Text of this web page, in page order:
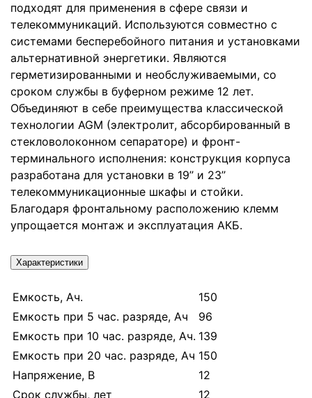
подходят для применения в сфере связи и
телекоммуникаций. Используются совместно с
системами бесперебойного питания и установками
альтернативной энергетики. Являются
герметизированными и необслуживаемыми, со
сроком службы в буферном режиме 12 лет.
Объединяют в себе преимущества классической
технологии AGM (электролит, абсорбированный в
стекловолоконном сепараторе) и фронт-
терминального исполнения: конструкция корпуса
разработана для установки в 19’’ и 23’’
телекоммуникационные шкафы и стойки.
Благодаря фронтальному расположению клемм
упрощается монтаж и эксплуатация АКБ.
Характеристики
Емкость, Ач.
150
Емкость при 5 час. разряде, Ач
96
Емкость при 10 час. разряде, Ач. 139
Емкость при 20 час. разряде, Ач 150
Напряжение, В
12
Срок службы, лет
12